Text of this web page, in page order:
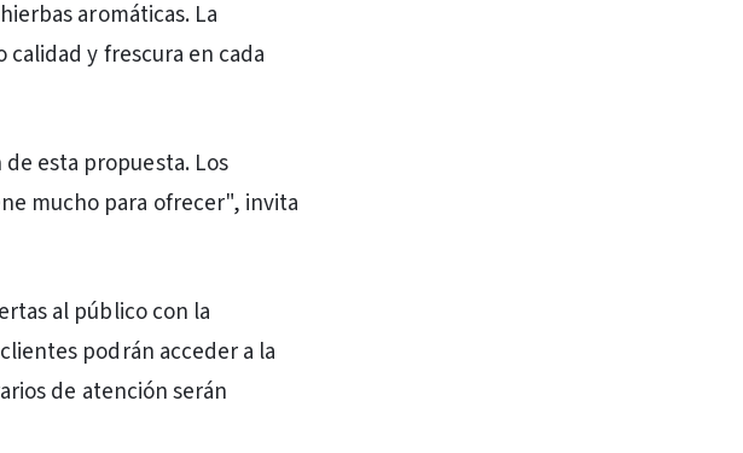
aromáticas. La
y frescura en cada
esta propuesta. Los
mucho para ofrecer", invita
al público con la
podrán acceder a la
de atención serán